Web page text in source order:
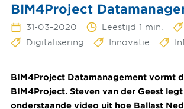
BIM4Project
31-03-2020 Leestijd 1 min.
Digitalisering
Innovatie
BIM4Project Datamanagement vormt
BIM4Project. Steven van der Geest
onderstaande video uit hoe Ballast